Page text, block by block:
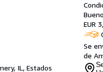
IL, Estados
Bueno
EUR
Se
de